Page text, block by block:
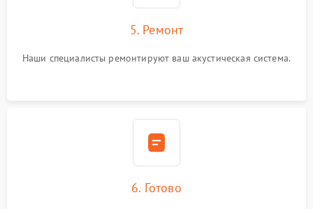
5. Ремонт
Наши специалисты ремонтируют ваш акустическая система.
6. Готово